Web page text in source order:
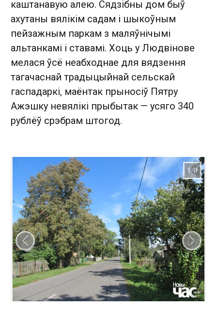
каштанавую алею. Сядзібны дом быў
ахутаны вялікім садам і шыкоўным
пейзажным паркам з маляўнічымі
альтанкамі і ставамі. Хоць у Людвінове
мелася ўсё неабходнае для вядзення
тагачаснай традыцыйнай сельскай
гаспадаркі, маёнтак прыносіў Пятру
Ажэшку невялікі прыбытак — усяго 340
рублёў срэбрам штогод.
Папярэдні слайд